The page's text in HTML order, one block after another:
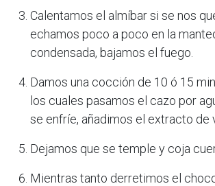
Calentamos el almíbar si se nos
echamos poco a poco en la
condensada, bajamos el fuego.
Damos una cocción de 10 ó 15
los cuales pasamos el cazo por
se enfríe, añadimos el extracto de
Dejamos que se temple y coja
Mientras tanto derretimos el